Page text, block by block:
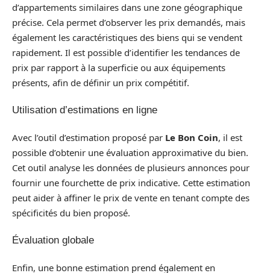
d’appartements similaires dans une zone géographique
précise. Cela permet d’observer les prix demandés, mais
également les caractéristiques des biens qui se vendent
rapidement. Il est possible d’identifier les tendances de
prix par rapport à la superficie ou aux équipements
présents, afin de définir un prix compétitif.
Utilisation d’estimations en ligne
Avec l’outil d’estimation proposé par Le Bon Coin, il est
possible d’obtenir une évaluation approximative du bien.
Cet outil analyse les données de plusieurs annonces pour
fournir une fourchette de prix indicative. Cette estimation
peut aider à affiner le prix de vente en tenant compte des
spécificités du bien proposé.
Évaluation globale
Enfin, une bonne estimation prend également en